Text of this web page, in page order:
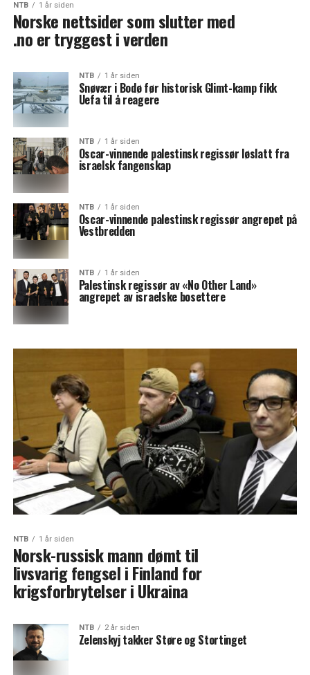
NTB 1 år siden
Norske nettsider som slutter med
.no er tryggest i verden
NTB 1 år siden
Snøvær i Bodø før historisk Glimt-kamp fikk
Uefa til å reagere
NTB 1 år siden
Oscar-vinnende palestinsk regissør løslatt fra
israelsk fangenskap
NTB 1 år siden
Oscar-vinnende palestinsk regissør angrepet på
Vestbredden
NTB 1 år siden
Palestinsk regissør av «No Other Land»
angrepet av israelske bosettere
NTB 1 år siden
Norsk-russisk mann dømt til
livsvarig fengsel i Finland for
krigsforbrytelser i Ukraina
NTB 2 år siden
Zelenskyj takker Støre og Stortinget